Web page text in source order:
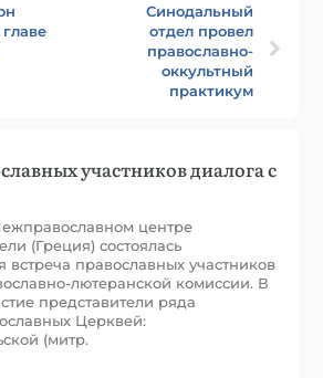
Синодальный
отдел провел
православно-
оккультный
практикум
участников диалога с
центре
(Греция) состоялась
встреча православных участников
лютеранской комиссии. В
представители ряда
Церквей:
(митр.